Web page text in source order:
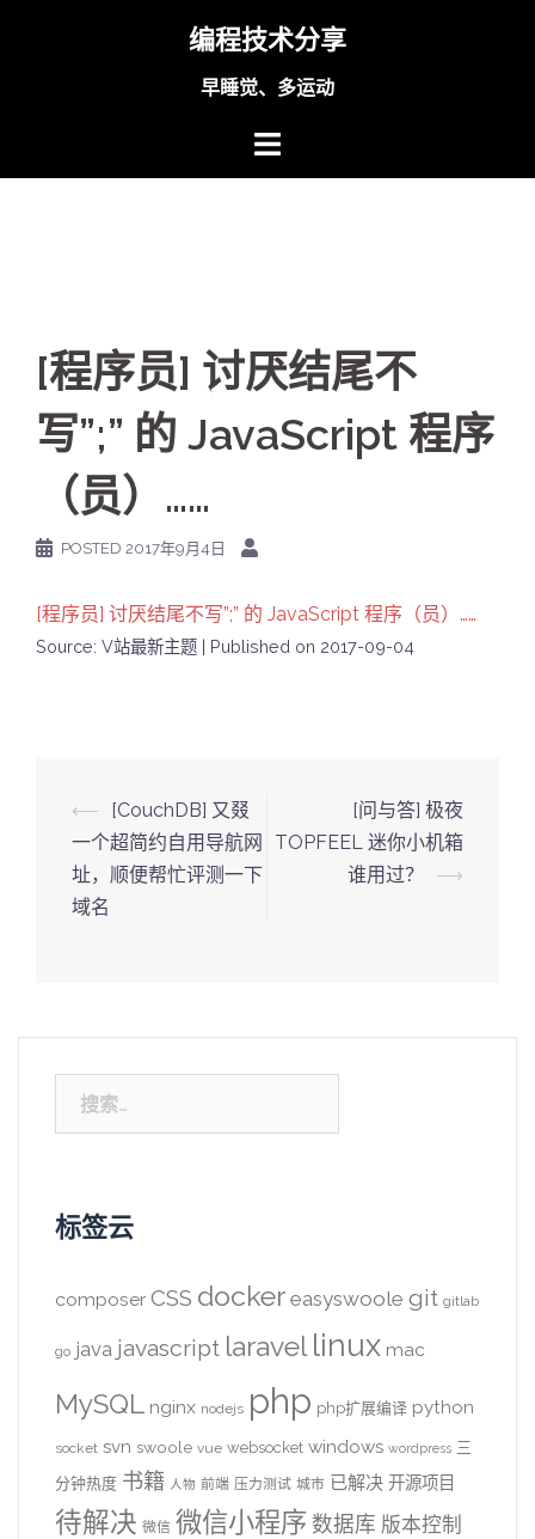
编程技术分享
早睡觉、多运动
[程序员] 讨厌结尾不
写”;” 的 JavaScript 程序
（员）……
POSTED 2017年9月4日
[程序员] 讨厌结尾不写”;” 的 JavaScript 程序（员）……
Source: V站最新主题 Published on 2017-09-04
Post
navigation
⟵
[CouchDB] 又叕
一个超简约自用导航网
址，顺便帮忙评测一下
域名
[问与答] 极夜
TOPFEEL 迷你小机箱
谁用过？
⟶
索：
标签云
composer CSS docker easyswoole git gitlab
go java javascript laravel linux mac
MySQL nginx nodejs php php扩展编译 python
socket svn swoole vue websocket windows wordpress 三
分钟热度 书籍 人物 前端 压力测试 城市 已解决 开源项目
待解决 微信 微信小程序 数据库 版本控制